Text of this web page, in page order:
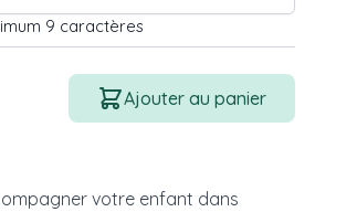
9 caractères
Quantité
Ajouter au panier
votre enfant dans